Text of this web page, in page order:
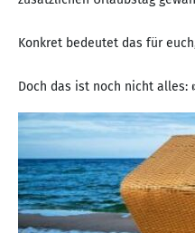
Konkret bedeutet das für
Doch das ist noch nicht alles: